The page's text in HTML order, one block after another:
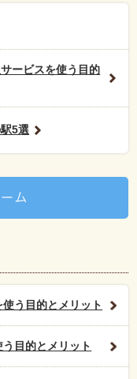
ービスを使う目的
5選
う目的とメリット
目的とメリット